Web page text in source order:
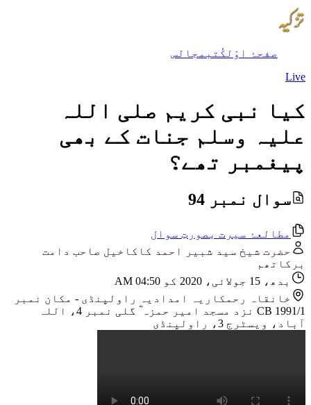
صفحۂ اوّل کُتب مجالس
Live
کیا نبی کریم صلی اللہ
علیہ وسلم جنات کے بھی
پیغمبر تھے؟
سوال نمبر 94
مطالعۂ سیرت بصورتِ سوال
حضرت شیخ سید شبیر احمد کاکاخیل صاحب دامت
برکاتھم
بدھ، 15 جولائی، 2020 کو 04:50 AM
خانقاہ رحمکاریہ امدادیہ راولپنڈی - مکان نمبر
CB 1991/1 نزد مسجد امیر حمزہ ؓ گلی نمبر 4، اللہ
آباد، ویسٹرج 3، راولپنڈی